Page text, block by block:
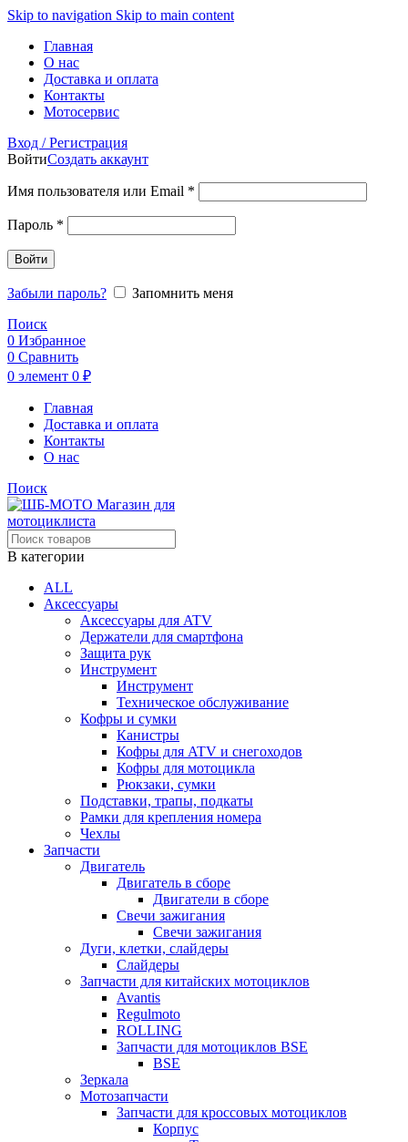
Skip to navigation Skip to main content
Главная
О нас
Доставка и оплата
Контакты
Мотосервис
Вход / Регистрация
ВойтиСоздать аккаунт
Имя пользователя или Email *
Пароль *
Войти
Забыли пароль?
Запомнить меня
Поиск
0 Избранное
0 Сравнить
0 элемент 0 ₽
Главная
Доставка и оплата
Контакты
О нас
Поиск
В категории
ALL
Аксессуары
Аксессуары для ATV
Держатели для смартфона
Защита рук
Инструмент
Инструмент
Техническое обслуживание
Кофры и сумки
Канистры
Кофры для ATV и снегоходов
Кофры для мотоцикла
Рюкзаки, сумки
Подставки, трапы, подкаты
Рамки для крепления номера
Чехлы
Запчасти
Двигатель
Двигатель в сборе
Двигатели в сборе
Свечи зажигания
Свечи зажигания
Дуги, клетки, слайдеры
Слайдеры
Запчасти для китайских мотоциклов
Avantis
Regulmoto
ROLLING
Запчасти для мотоциклов BSE
BSE
Зеркала
Мотозапчасти
Запчасти для кроссовых мотоциклов
Корпус